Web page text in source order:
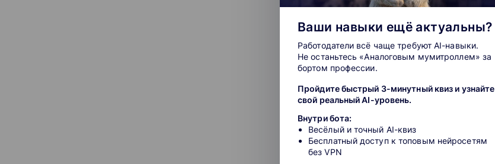
Ваши навыки ещё актуальны?
Работодатели всё чаще требуют AI-навыки.
Не останьтесь «Аналоговым мумитроллем» за
бортом профессии.
Пройдите быстрый 3-минутный квиз и узнайте
свой реальный AI-уровень.
Внутри бота:
Весёлый и точный AI-квиз
Бесплатный доступ к топовым нейросетям
без VPN